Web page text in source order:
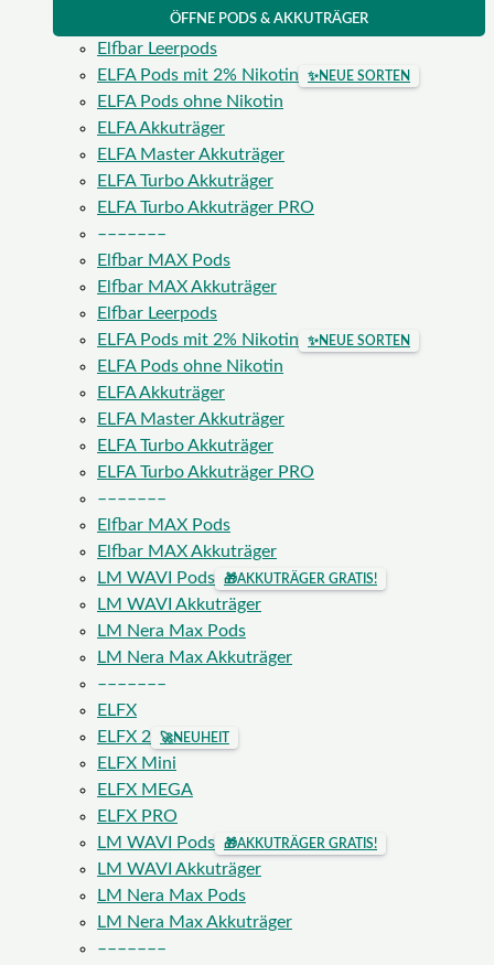
ÖFFNE PODS & AKKUTRÄGER
Elfbar Leerpods
ELFA Pods mit 2% Nikotin
✨NEUE SORTEN
ELFA Pods ohne Nikotin
ELFA Akkuträger
ELFA Master Akkuträger
ELFA Turbo Akkuträger
ELFA Turbo Akkuträger PRO
–––––––
Elfbar MAX Pods
Elfbar MAX Akkuträger
Elfbar Leerpods
ELFA Pods mit 2% Nikotin
✨NEUE SORTEN
ELFA Pods ohne Nikotin
ELFA Akkuträger
ELFA Master Akkuträger
ELFA Turbo Akkuträger
ELFA Turbo Akkuträger PRO
–––––––
Elfbar MAX Pods
Elfbar MAX Akkuträger
LM WAVI Pods
🎁AKKUTRÄGER GRATIS!
LM WAVI Akkuträger
LM Nera Max Pods
LM Nera Max Akkuträger
–––––––
ELFX
ELFX 2
🚀NEUHEIT
ELFX Mini
ELFX MEGA
ELFX PRO
LM WAVI Pods
🎁AKKUTRÄGER GRATIS!
LM WAVI Akkuträger
LM Nera Max Pods
LM Nera Max Akkuträger
–––––––